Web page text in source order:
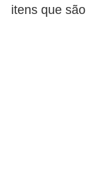
itens que